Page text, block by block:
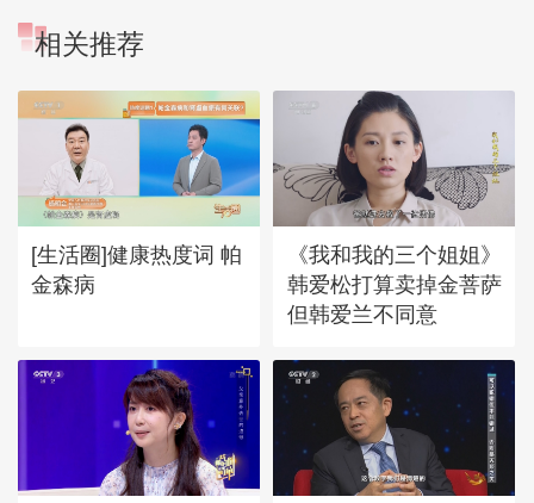
相关推荐
[生活圈]健康热度词 帕
金森病
《我和我的三个姐姐》
韩爱松打算卖掉金菩萨
但韩爱兰不同意